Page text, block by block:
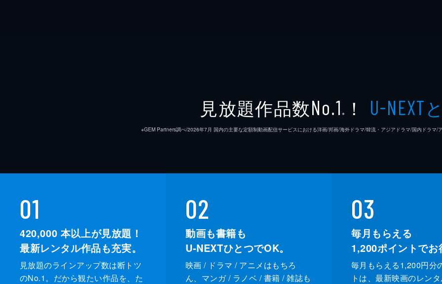
見放題作品数No.1 ※ ！ U-NEXT
※GEM Partners調べ/2026年7⽉ 国内の主要な定額制動画配信サービスにおける洋画/邦画/海外ドラマ/韓流・アジアドラマ/国内ドラマ/
01
420,000 本以上が見放題！
最新レンタル作品も充実。
見放題のラインアップ数は断トツ
のNo.1。だから観たい作品を、た
02
動画も書籍も
U-NEXTひとつでOK。
映画 / ドラマ / アニメはもちろ
ん、マンガ / ラノベ / 書籍 / 雑誌も
03
毎月もらえる
1,200ポイントでお
毎月もらえる1,200円分
トは、最新映画のレン